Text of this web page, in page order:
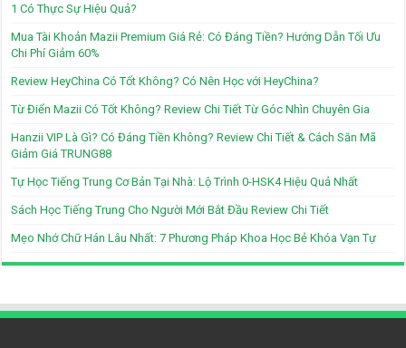
1 Có Thực Sự Hiệu Quả?
Mua Tài Khoản Mazii Premium Giá Rẻ: Có Đáng Tiền? Hướng Dẫn Tối Ưu
Chi Phí Giảm 60%
Review HeyChina Có Tốt Không? Có Nên Học với HeyChina?
Từ Điển Mazii Có Tốt Không? Review Chi Tiết Từ Góc Nhìn Chuyên Gia
Hanzii VIP Là Gì? Có Đáng Tiền Không? Review Chi Tiết & Cách Săn Mã
Giảm Giá TRUNG88
Tự Học Tiếng Trung Cơ Bản Tại Nhà: Lộ Trình 0-HSK4 Hiệu Quả Nhất
Sách Học Tiếng Trung Cho Người Mới Bắt Đầu Review Chi Tiết
Mẹo Nhớ Chữ Hán Lâu Nhất: 7 Phương Pháp Khoa Học Bẻ Khóa Vạn Tự